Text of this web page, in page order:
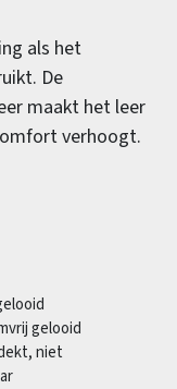
als het
De
maakt het leer
verhoogt.
gelooid
niet